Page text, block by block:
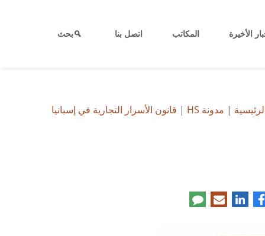
الأخيرة المكاتب اتصل بنا بحث
| مدونة HS | قانون الأسرار التجارية في إسبانيا